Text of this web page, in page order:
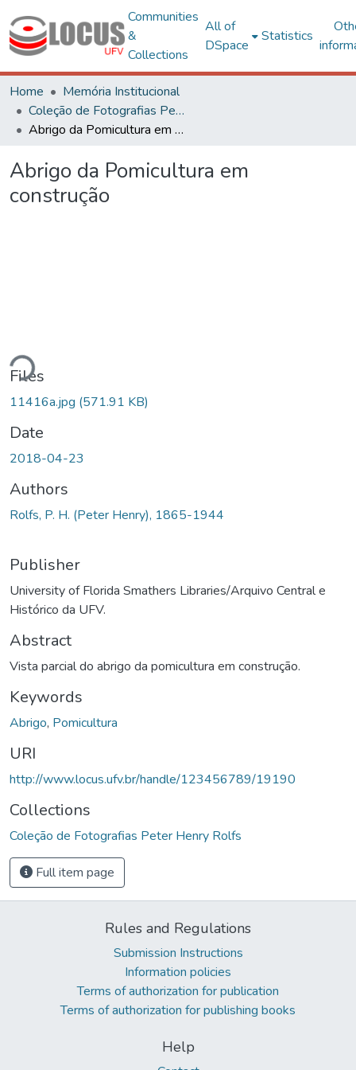
Communities
&
Collections
All of
DSpace
Statistics
Home
Memória Institucional
Coleção de Fotografias Peter Henry Rolfs
Abrigo da Pomicultura em construção
Abrigo da Pomicultura em
construção
Files
11416a.jpg (571.91 KB)
Date
2018-04-23
Authors
Rolfs, P. H. (Peter Henry), 1865-1944
Publisher
University of Florida Smathers Libraries/Arquivo Central e
Histórico da UFV.
Abstract
Vista parcial do abrigo da pomicultura em construção.
Keywords
Abrigo, Pomicultura
URI
http://www.locus.ufv.br/handle/123456789/19190
Collections
Coleção de Fotografias Peter Henry Rolfs
Full item page
Rules and Regulations
Submission Instructions
Information policies
Terms of authorization for publication
Terms of authorization for publishing books
Help